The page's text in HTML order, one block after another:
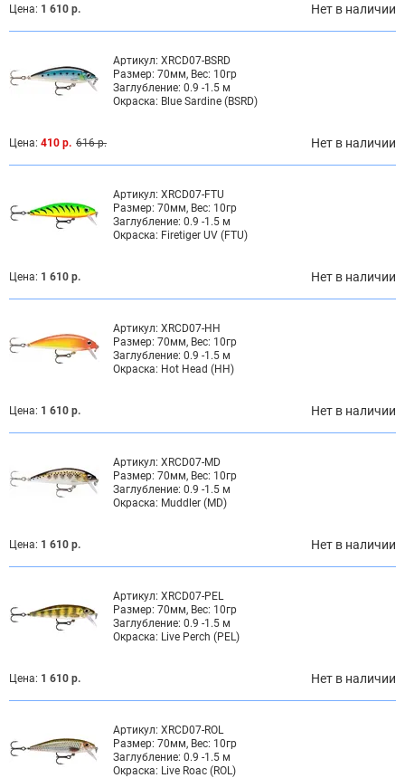
Цена: 1 610 р. Нет в наличии
Артикул: XRCD07-BSRD
Размер: 70мм, Вес: 10гр
Заглубление: 0.9 -1.5 м
Окраска: Blue Sardine (BSRD)
Цена: 410 р. 616 р. Нет в наличии
Артикул: XRCD07-FTU
Размер: 70мм, Вес: 10гр
Заглубление: 0.9 -1.5 м
Окраска: Firetiger UV (FTU)
Цена: 1 610 р. Нет в наличии
Артикул: XRCD07-HH
Размер: 70мм, Вес: 10гр
Заглубление: 0.9 -1.5 м
Окраска: Hot Head (HH)
Цена: 1 610 р. Нет в наличии
Артикул: XRCD07-MD
Размер: 70мм, Вес: 10гр
Заглубление: 0.9 -1.5 м
Окраска: Muddler (MD)
Цена: 1 610 р. Нет в наличии
Артикул: XRCD07-PEL
Размер: 70мм, Вес: 10гр
Заглубление: 0.9 -1.5 м
Окраска: Live Perch (PEL)
Цена: 1 610 р. Нет в наличии
Артикул: XRCD07-ROL
Размер: 70мм, Вес: 10гр
Заглубление: 0.9 -1.5 м
Окраска: Live Roac (ROL)